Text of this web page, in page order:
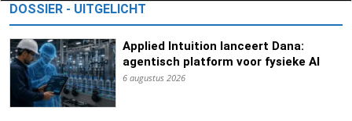
DOSSIER - UITGELICHT
Applied Intuition lanceert Dana:
agentisch platform voor fysieke AI
6 augustus 2026